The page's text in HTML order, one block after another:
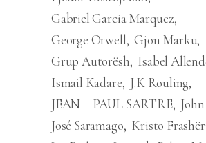
Gabriel Garcia Marquez
George Orwell Gjon Marku
Grup Autorësh Isabel
Ismail Kadare J.K Rouling
JEAN – PAUL SARTRE
José Saramago Kristo